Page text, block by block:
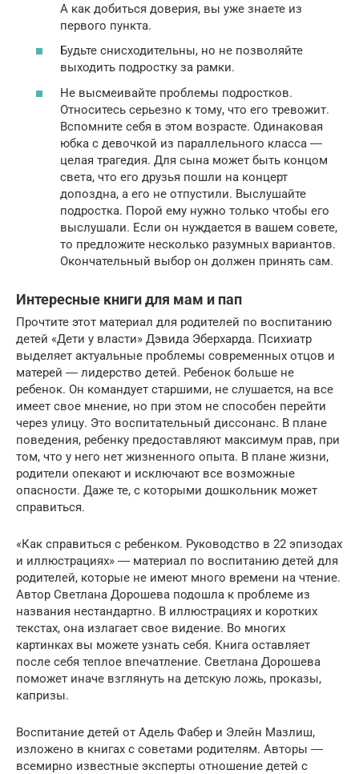
А как добиться доверия, вы уже знаете из
первого пункта.
Будьте снисходительны, но не позволяйте
выходить подростку за рамки.
Не высмеивайте проблемы подростков.
Относитесь серьезно к тому, что его тревожит.
Вспомните себя в этом возрасте. Одинаковая
юбка с девочкой из параллельного класса ―
целая трагедия. Для сына может быть концом
света, что его друзья пошли на концерт
допоздна, а его не отпустили. Выслушайте
подростка. Порой ему нужно только чтобы его
выслушали. Если он нуждается в вашем совете,
то предложите несколько разумных вариантов.
Окончательный выбор он должен принять сам.
Интересные книги для мам и пап
Прочтите этот материал для родителей по воспитанию
детей «Дети у власти» Дэвида Эберхарда. Психиатр
выделяет актуальные проблемы современных отцов и
матерей ― лидерство детей. Ребенок больше не
ребенок. Он командует старшими, не слушается, на все
имеет свое мнение, но при этом не способен перейти
через улицу. Это воспитательный диссонанс. В плане
поведения, ребенку предоставляют максимум прав, при
том, что у него нет жизненного опыта. В плане жизни,
родители опекают и исключают все возможные
опасности. Даже те, с которыми дошкольник может
справиться.
«Как справиться с ребенком. Руководство в 22 эпизодах
и иллюстрациях» ― материал по воспитанию детей для
родителей, которые не имеют много времени на чтение.
Автор Светлана Дорошева подошла к проблеме из
названия нестандартно. В иллюстрациях и коротких
текстах, она излагает свое видение. Во многих
картинках вы можете узнать себя. Книга оставляет
после себя теплое впечатление. Светлана Дорошева
поможет иначе взглянуть на детскую ложь, проказы,
капризы.
Воспитание детей от Адель Фабер и Элейн Мазлиш,
изложено в книгах с советами родителям. Авторы ―
всемирно известные эксперты отношение детей с